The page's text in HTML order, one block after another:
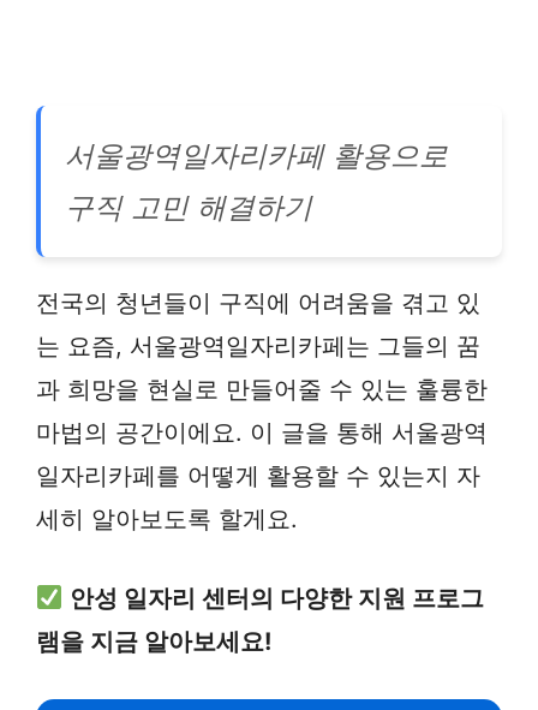
서울광역일자리카페 활용으로
구직 고민 해결하기
전국의 청년들이 구직에 어려움을 겪고 있
는 요즘, 서울광역일자리카페는 그들의 꿈
과 희망을 현실로 만들어줄 수 있는 훌륭한
마법의 공간이에요. 이 글을 통해 서울광역
일자리카페를 어떻게 활용할 수 있는지 자
세히 알아보도록 할게요.
안성 일자리 센터의 다양한 지원 프로그
램을 지금 알아보세요!